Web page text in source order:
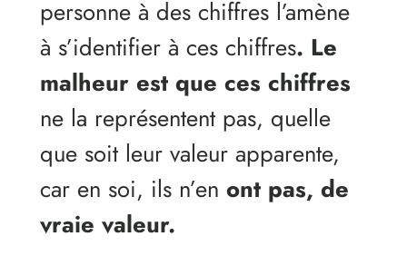
personne à des chiffres l’amène
à s’identifier à ces chiffres. Le
malheur est que ces chiffres
ne la représentent pas, quelle
que soit leur valeur apparente,
car en soi, ils n’en ont pas, de
vraie valeur.